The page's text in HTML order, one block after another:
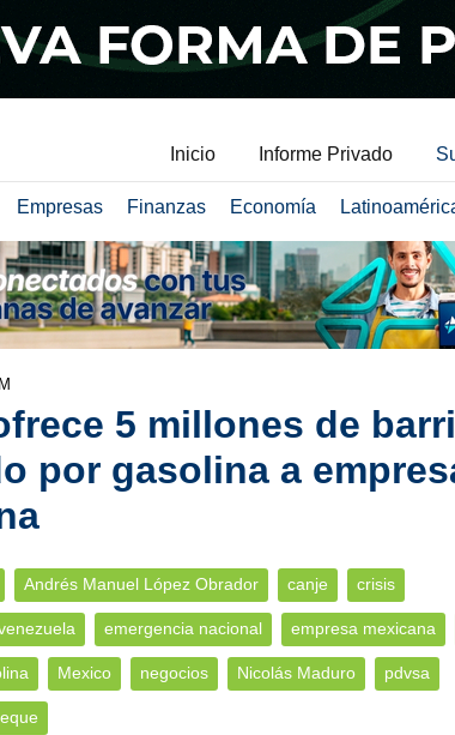
Inicio Informe Privado
Empresas Finanzas Economía
5 millones de
por gasolina a
Andrés Manuel López Obrador canje crisis
emergencia nacional empresa mexicana
Mexico negocios Nicolás Maduro pdvsa